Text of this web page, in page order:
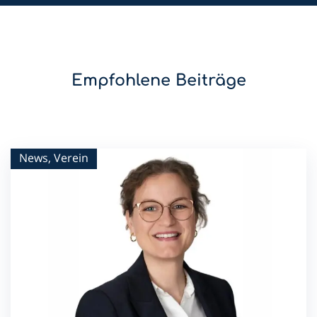
Empfohlene Beiträge
News, Verein